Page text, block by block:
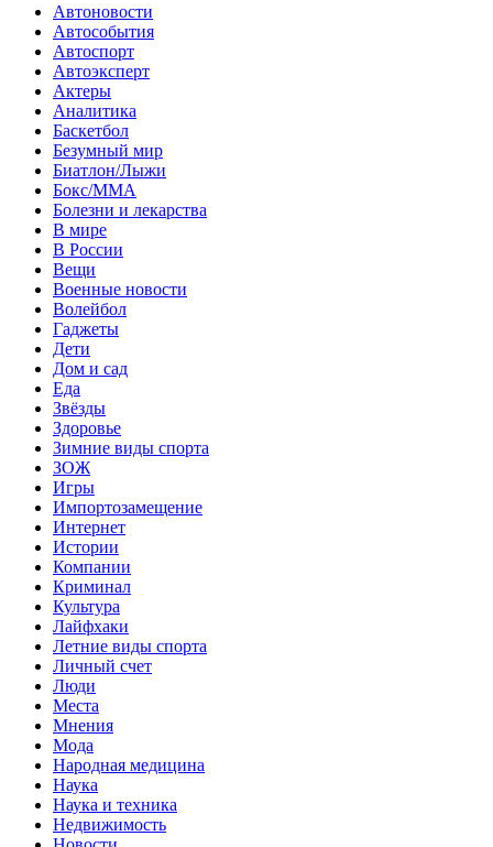
Автоновости
Автособытия
Автоспорт
Автоэксперт
Актеры
Аналитика
Баскетбол
Безумный мир
Биатлон/Лыжи
Бокс/MMA
Болезни и лекарства
В мире
В России
Вещи
Военные новости
Волейбол
Гаджеты
Дети
Дом и сад
Еда
Звёзды
Здоровье
Зимние виды спорта
ЗОЖ
Игры
Импортозамещение
Интернет
Истории
Компании
Криминал
Культура
Лайфхаки
Летние виды спорта
Личный счет
Люди
Места
Мнения
Мода
Народная медицина
Наука
Наука и техника
Недвижимость